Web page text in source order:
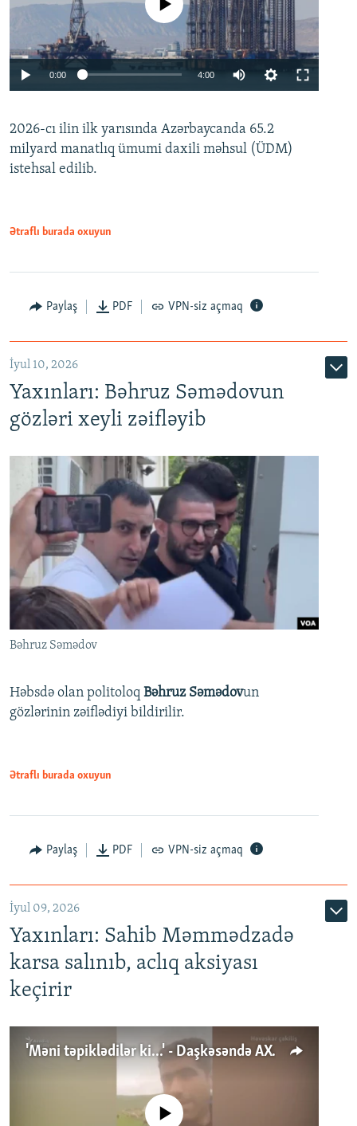
Auto 240p 360p 480p
No media source currently available
0:00 4:00
360p
480p
2026-cı ilin ilk yarısında Azərbaycanda 65.2
milyard manatlıq ümumi daxili məhsul (ÜDM)
istehsal edilib.
Ətraflı burada oxuyun
Paylaş PDF VPN-siz açmaq
İyul 10, 2026
Yaxınları: Bəhruz Səmədovun
gözləri xeyli zəifləyib
Bəhruz Səmədov
Həbsdə olan politoloq Bəhruz Səmədovun
gözlərinin zəiflədiyi bildirilir.
Ətraflı burada oxuyun
Paylaş PDF VPN-siz açmaq
İyul 09, 2026
Yaxınları: Sahib Məmmədzadə
karsa salınıb, aclıq aksiyası
keçirir
'Məni təpiklədilər ki...' - Daşkəsəndə AXCP fəalının yaxınları onun həbsinə etiraz edirlər
No media source currently available